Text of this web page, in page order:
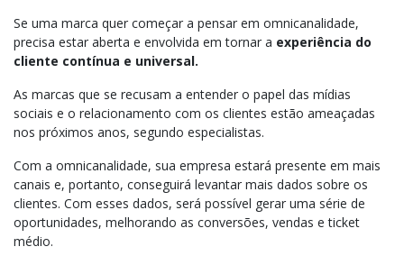
Se uma marca quer começar a pensar em omnicanalidade,
precisa estar aberta e envolvida em tornar a experiência do
cliente contínua e universal.
As marcas que se recusam a entender o papel das mídias
sociais e o relacionamento com os clientes estão ameaçadas
nos próximos anos, segundo especialistas.
Com a omnicanalidade, sua empresa estará presente em mais
canais e, portanto, conseguirá levantar mais dados sobre os
clientes. Com esses dados, será possível gerar uma série de
oportunidades, melhorando as conversões, vendas e ticket
médio.